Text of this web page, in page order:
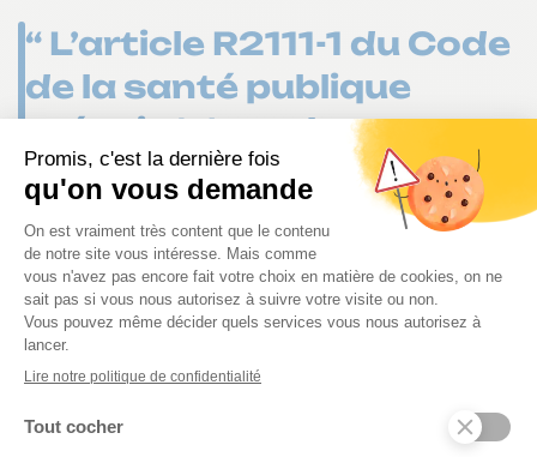
“ L’article R2111-1 du Code
de la santé publique
prévoit (…) que le
professionnel
administrant le
traitement doit maîtriser
la langue française et
qu’il doit se conformer
aux modalités de
délivrance de soins